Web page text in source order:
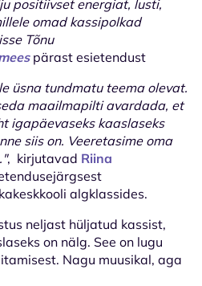
positiivset energiat, lusti,
omad kassipolkad
Tõnu
pärast esietendust
üsna tundmatu teema olevat.
maailmapilti avardada, et
igapäevaseks kaaslaseks
siis on. Veeretasime oma
, kirjutavad Riina
algklassides.
neljast hüljatud kassist,
on nälg. See on lugu
Nagu muusikal, aga